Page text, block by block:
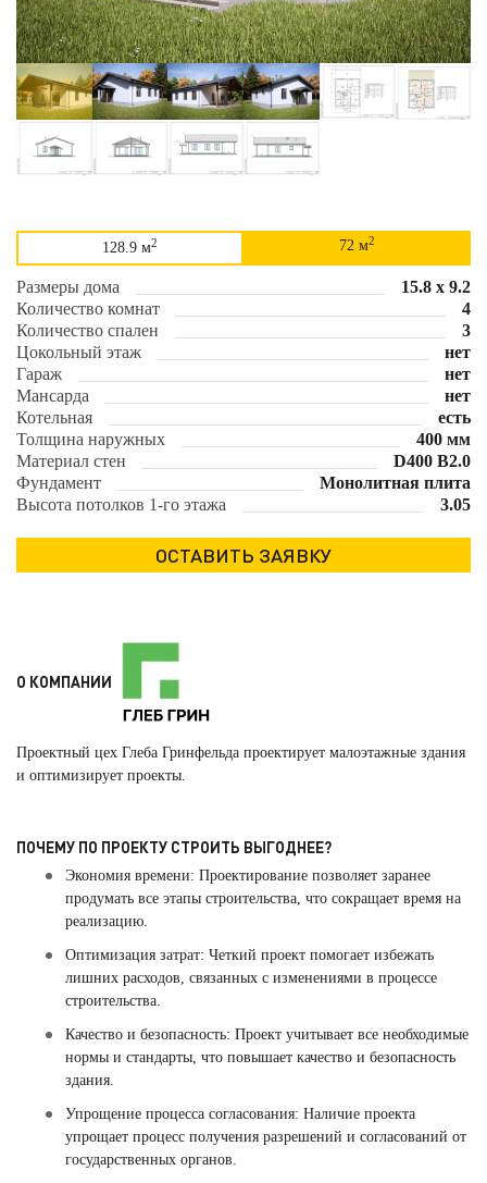
128.9 м2 72 м2
Размеры дома
15.8 х 9.2
Количество комнат
4
Количество спален
3
Цокольный этаж
нет
Гараж
нет
Мансарда
нет
Котельная
есть
Толщина наружных
400 мм
Материал стен
D400 B2.0
Фундамент
Монолитная плита
Высота потолков 1-го этажа
3.05
О КОМПАНИИ
Проектный цех Глеба Гринфельда проектирует малоэтажные здания
и оптимизирует проекты.
ПОЧЕМУ ПО ПРОЕКТУ СТРОИТЬ ВЫГОДНЕЕ?
Экономия времени: Проектирование позволяет заранее
продумать все этапы строительства, что сокращает время на
реализацию.
Оптимизация затрат: Четкий проект помогает избежать
лишних расходов, связанных с изменениями в процессе
строительства.
Качество и безопасность: Проект учитывает все необходимые
нормы и стандарты, что повышает качество и безопасность
здания.
Упрощение процесса согласования: Наличие проекта
упрощает процесс получения разрешений и согласований от
государственных органов.